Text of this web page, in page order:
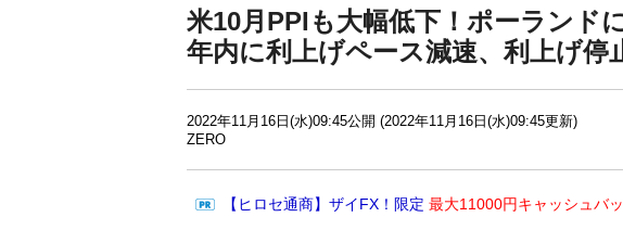
米10月PPIも大幅低下！ポーランド
年内に利上げペース減速、利上げ停
2022年11月16日(水)09:45公開 (2022年11月16日(水)09:45更新)
ZERO
【ヒロセ通商】ザイFX！限定 最大11000円キャッシュバ